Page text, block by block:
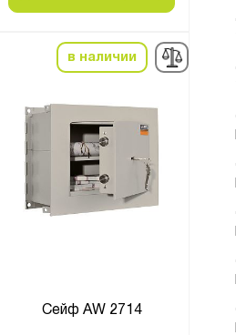
в наличии
Сейф AW 2714